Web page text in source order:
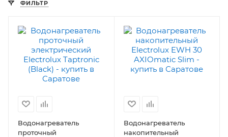
ФИЛЬТР
Водонагреватель
проточный
Водонагреватель
накопительный